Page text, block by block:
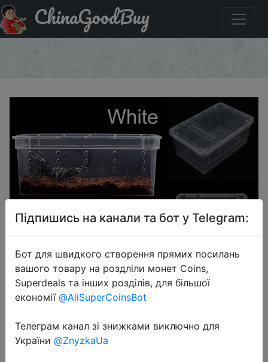
Купити на розпродажі 19x12,5x7,5 см Террариум для
рептилий прозрачный пластик.
ChinaGoodBuy
2018-12-27
Підпишись на канали та бот у Telegram:
Бот для швидкого створення прямих посилань
вашого товару на роздліли монет Coins,
Superdeals та інших розділів, для більшої
економії @AliSuperCoinsBot
Телеграм канал зі знижками виключно для
України @ZnyzkaUa